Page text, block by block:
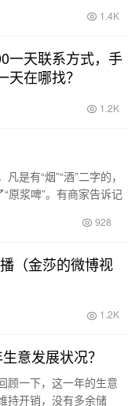
1.4K
一天联系方式，手
天在哪找？
1.2K
是有“烟”“酒”二字的，
原浆啤”。有商家告诉记
928
（金莎的微博视
1.2K
意发展状况？
顾一下，这一年的生意
持开销，没有多余储